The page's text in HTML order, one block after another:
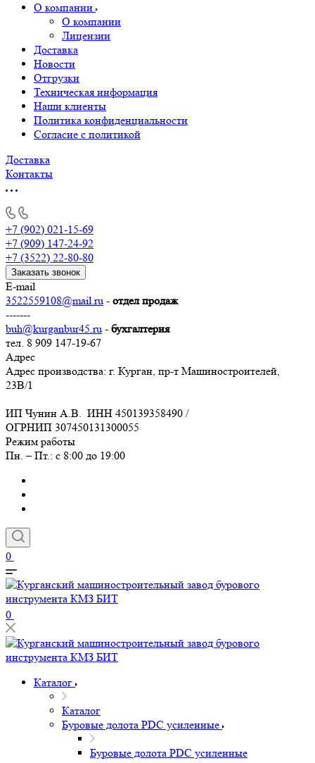
О компании
О компании
Лицензии
Доставка
Новости
Отгрузки
Техническая информация
Наши клиенты
Политика конфиденциальности
Согласие с политикой
Доставка
Контакты
+7 (902) 021-15-69
+7 (909) 147-24-92
+7 (3522) 22-80-80
Заказать звонок
E-mail
3522559108@mail.ru - отдел продаж
-------
buh@kurganbur45.ru - бухгалтерия
тел. 8 909 147-19-67
Адрес
Адрес производства: г. Курган, пр-т Машиностроителей,
23В/1
ИП Чунин А.В. ИНН 450139358490 /
ОГРНИП 307450131300055
Режим работы
Пн. – Пт.: с 8:00 до 19:00
0
0
Каталог
Каталог
Буровые долота PDC усиленные
Буровые долота PDC усиленные